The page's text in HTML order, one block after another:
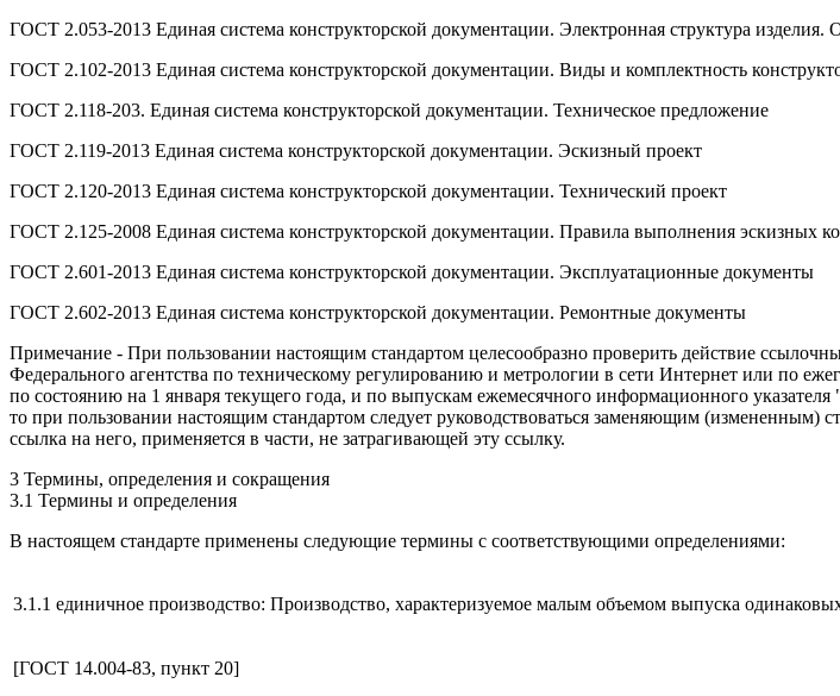
ГОСТ 2.053-2013 Единая система конструкторской документации. Электронная структура
ГОСТ 2.102-2013 Единая система конструкторской документации. Виды и комплектность
ГОСТ 2.118-203. Единая система конструкторской документации. Техническое предложение
ГОСТ 2.119-2013 Единая система конструкторской документации. Эскизный проект
ГОСТ 2.120-2013 Единая система конструкторской документации. Технический проект
ГОСТ 2.125-2008 Единая система конструкторской документации. Правила выполнения эскизных
ГОСТ 2.601-2013 Единая система конструкторской документации. Эксплуатационные документы
ГОСТ 2.602-2013 Единая система конструкторской документации. Ремонтные документы
Примечание - При пользовании настоящим стандартом целесообразно проверить действие
Федерального агентства по техническому регулированию и метрологии в сети Интернет или по
по состоянию на 1 января текущего года, и по выпускам ежемесячного информационного
то при пользовании настоящим стандартом следует руководствоваться заменяющим (измененным)
ссылка на него, применяется в части, не затрагивающей эту ссылку.
3 Термины, определения и сокращения
3.1 Термины и определения
В настоящем стандарте применены следующие термины с соответствующими определениями:
3.1.1 единичное производство: Производство, характеризуемое малым объемом выпуска
[ГОСТ 14.004-83, пункт 20]